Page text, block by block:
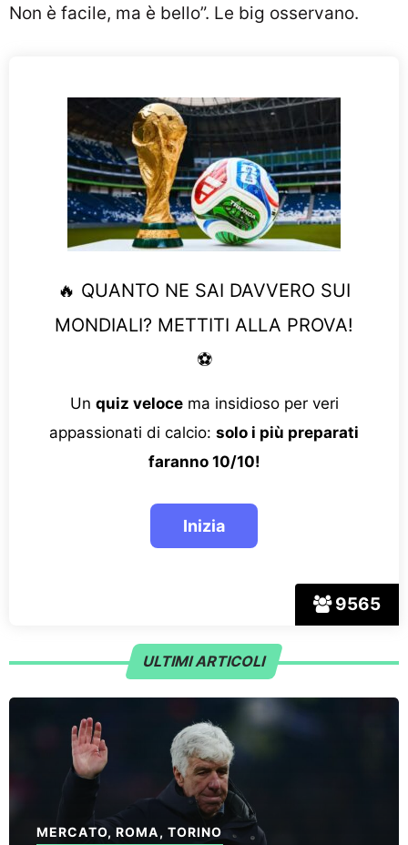
Non è facile, ma è bello”. Le big osservano.
9565
🔥 QUANTO NE SAI DAVVERO SUI
MONDIALI? METTITI ALLA PROVA!
⚽
Un quiz velocema insidioso per veri
appassionati di calcio: solo i più preparati
faranno 10/10!
ULTIMI ARTICOLI
MERCATO,ROMA, TORINO